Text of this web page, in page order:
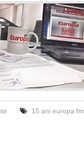
15 ani europa fm